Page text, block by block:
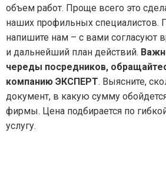
объем работ. Проще всего это
наших профильных специалистов.
напишите нам – с вами согласуют
и дальнейший план действий.
череды посредников,
компанию ЭКСПЕРТ. Выясните,
документ, в какую сумму
фирмы. Цена подбирается по
услугу.